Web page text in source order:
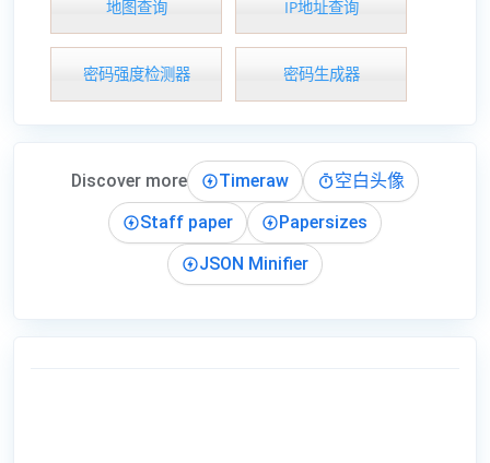
地图查询 IP地址查询
密码强度检测器 密码生成器
Discover more Timeraw
空白头像
Staff paper
Papersizes
JSON Minifier